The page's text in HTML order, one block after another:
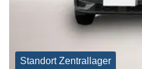
Standort Zentrallager